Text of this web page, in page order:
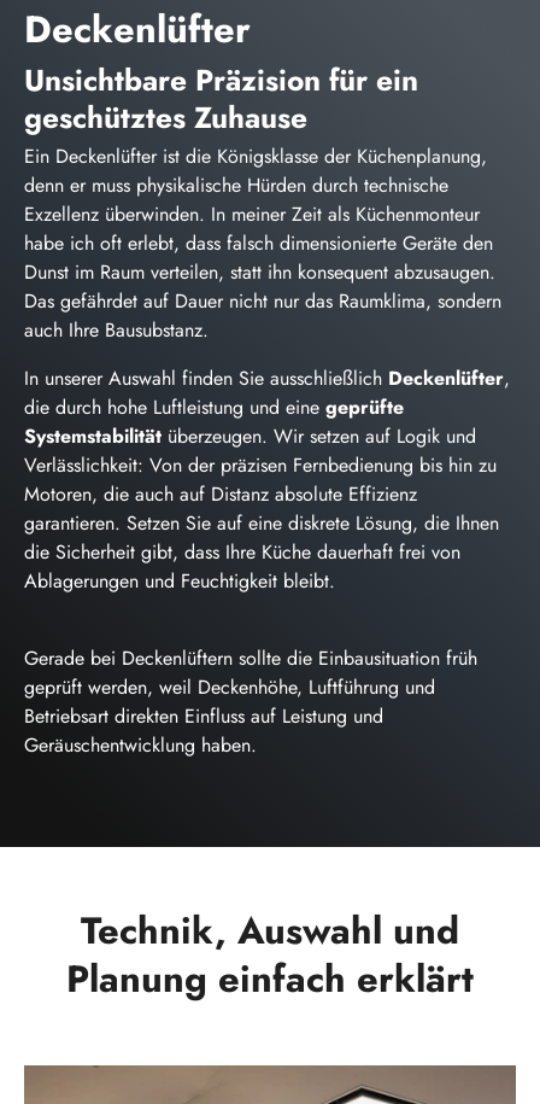
Deckenlüfter
Unsichtbare Präzision für ein
geschütztes Zuhause
Ein Deckenlüfter ist die Königsklasse der Küchenplanung,
denn er muss physikalische Hürden durch technische
Exzellenz überwinden. In meiner Zeit als Küchenmonteur
habe ich oft erlebt, dass falsch dimensionierte Geräte den
Dunst im Raum verteilen, statt ihn konsequent abzusaugen.
Das gefährdet auf Dauer nicht nur das Raumklima, sondern
auch Ihre Bausubstanz.
In unserer Auswahl finden Sie ausschließlich Deckenlüfter,
die durch hohe Luftleistung und eine geprüfte
Systemstabilität überzeugen. Wir setzen auf Logik und
Verlässlichkeit: Von der präzisen Fernbedienung bis hin zu
Motoren, die auch auf Distanz absolute Effizienz
garantieren. Setzen Sie auf eine diskrete Lösung, die Ihnen
die Sicherheit gibt, dass Ihre Küche dauerhaft frei von
Ablagerungen und Feuchtigkeit bleibt.
Gerade bei Deckenlüftern sollte die Einbausituation früh
geprüft werden, weil Deckenhöhe, Luftführung und
Betriebsart direkten Einfluss auf Leistung und
Geräuschentwicklung haben.
Technik, Auswahl und
Planung einfach erklärt